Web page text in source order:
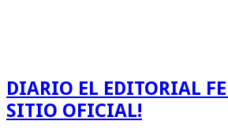
DIARIO EL EDITORIAL
SITIO OFICIAL!